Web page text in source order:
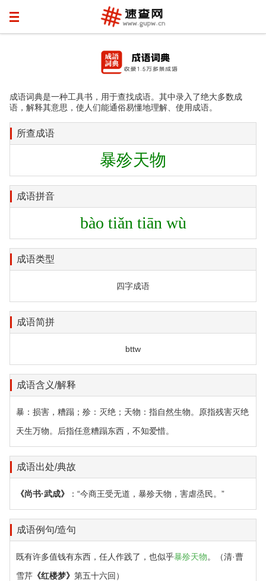
成语词典是一种工具书，用于查找成语。其中录入了绝大多数成
语，解释其意思，使人们能通俗易懂地理解、使用成语。
所查成语
暴殄天物
成语拼音
bào tiǎn tiān wù
成语类型
四字成语
成语简拼
bttw
成语含义/解释
暴：损害，糟蹋；殄：灭绝；天物：指自然生物。原指残害灭绝
天生万物。后指任意糟蹋东西，不知爱惜。
成语出处/典故
《尚书·武成》 ：“今商王受无道，暴殄天物，害虐烝民。”
成语例句/造句
既有许多值钱有东西，任人作践了，也似乎暴殄天物。（清·曹
雪芹 《红楼梦》 第五十六回）